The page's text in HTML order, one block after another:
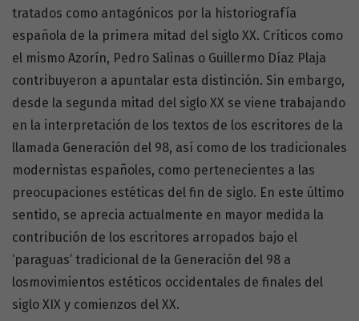
tratados como antagónicos por la historiografía
española de la primera mitad del siglo XX. Críticos como
el mismo Azorín, Pedro Salinas o Guillermo Díaz Plaja
contribuyeron a apuntalar esta distinción. Sin embargo,
desde la segunda mitad del siglo XX se viene trabajando
en la interpretación de los textos de los escritores de la
llamada Generación del 98, así como de los tradicionales
modernistas españoles, como pertenecientes a las
preocupaciones estéticas del fin de siglo. En este último
sentido, se aprecia actualmente en mayor medida la
contribución de los escritores arropados bajo el
‘paraguas’ tradicional de la Generación del 98 a
losmovimientos estéticos occidentales de finales del
siglo XIX y comienzos del XX.